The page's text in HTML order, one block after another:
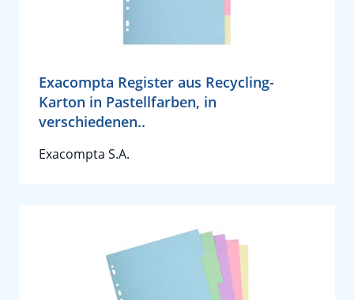
Exacompta Register aus Recycling-
Karton in Pastellfarben, in
verschiedenen..
Exacompta S.A.